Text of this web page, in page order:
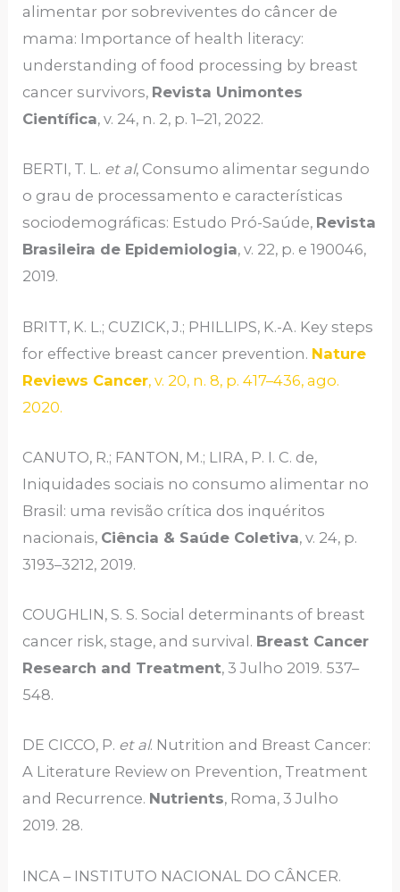
alimentar por sobreviventes do câncer de
mama: Importance of health literacy:
understanding of food processing by breast
cancer survivors, Revista Unimontes
Científica, v. 24, n. 2, p. 1–21, 2022.
BERTI, T. L. et al, Consumo alimentar segundo
o grau de processamento e características
sociodemográficas: Estudo Pró-Saúde, Revista
Brasileira de Epidemiologia, v. 22, p. e 190046,
2019.
BRITT, K. L.; CUZICK, J.; PHILLIPS, K.-A. Key steps
for effective breast cancer prevention. Nature
Reviews Cancer, v. 20, n. 8, p. 417–436, ago.
2020.
CANUTO, R.; FANTON, M.; LIRA, P. I. C. de,
Iniquidades sociais no consumo alimentar no
Brasil: uma revisão crítica dos inquéritos
nacionais, Ciência & Saúde Coletiva, v. 24, p.
3193–3212, 2019.
COUGHLIN, S. S. Social determinants of breast
cancer risk, stage, and survival. Breast Cancer
Research and Treatment, 3 Julho 2019. 537–
548.
DE CICCO, P. et al. Nutrition and Breast Cancer:
A Literature Review on Prevention, Treatment
and Recurrence. Nutrients, Roma, 3 Julho
2019. 28.
INCA – INSTITUTO NACIONAL DO CÂNCER.